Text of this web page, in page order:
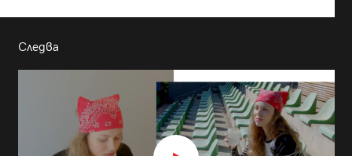
Следва